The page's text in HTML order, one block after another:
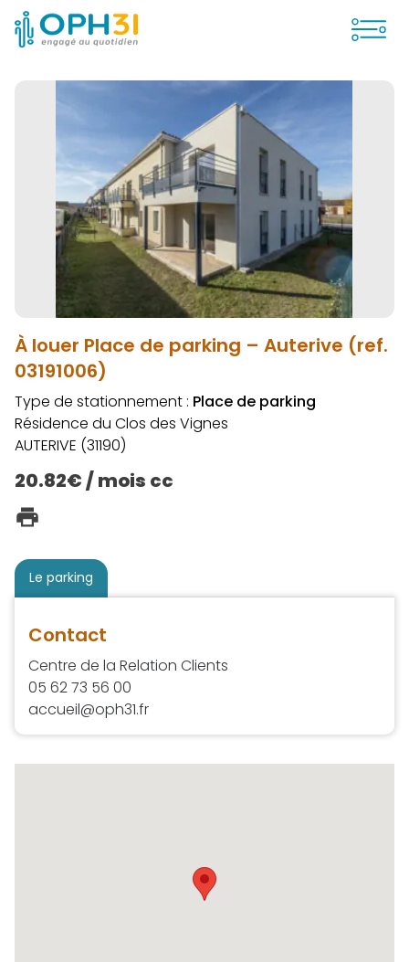
À louer Place de parking – Auterive (ref.
03191006)
Type de stationnement : Place de parking
Résidence du Clos des Vignes
AUTERIVE (31190)
20.82€ / mois cc
Le parking
Contact
Centre de la Relation Clients
05 62 73 56 00
accueil@oph31.fr